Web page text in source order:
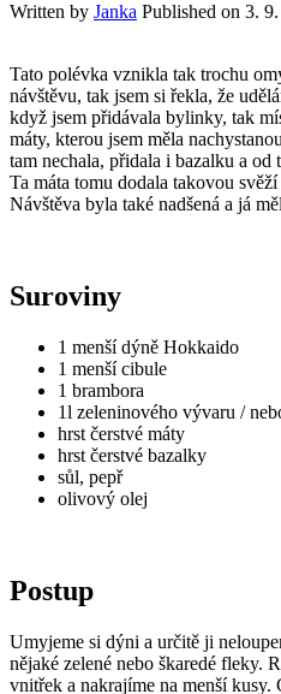
Written by Janka Published on 3.
Tato polévka vznikla tak trochu
návštěvu, tak jsem si řekla, že
když jsem přidávala bylinky, tak
máty, kterou jsem měla
tam nechala, přidala i bazalku a od
Ta máta tomu dodala takovou
Návštěva byla také nadšená a já
Suroviny
1 menší dýně Hokkaido
1 menší cibule
1 brambora
1l zeleninového vývaru /
hrst čerstvé máty
hrst čerstvé bazalky
sůl, pepř
olivový olej
Postup
Umyjeme si dýni a určitě ji
nějaké zelené nebo škaredé fleky.
vnitřek a nakrajíme na menší